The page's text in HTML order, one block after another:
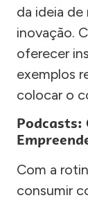
da ideia
inovação.
oferecer
exemplos
colocar o
Podcasts:
Com a
consumir